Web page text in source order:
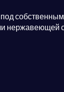
нержавеющей